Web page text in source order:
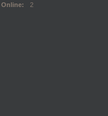
Online: 2